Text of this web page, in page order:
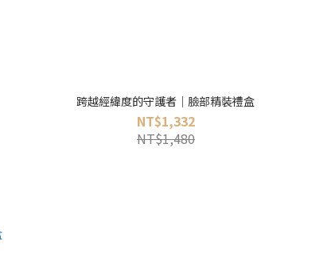
跨越經緯度的守護者｜臉部精裝禮盒
NT$1,332
NT$1,480